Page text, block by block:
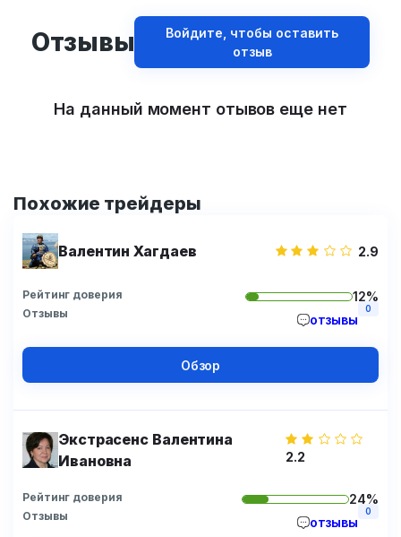
Отзывы
Войдите, чтобы оставить
отзыв
На данный момент отывов еще нет
Похожие трейдеры
Валентин Хагдаев 2.9
Рейтинг доверия 12%
Отзывы отзывы
0
Обзор
Экстрасенс Валентина
Ивановна
2.2
Рейтинг доверия 24%
Отзывы отзывы
0